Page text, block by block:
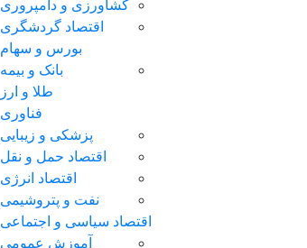
کشاورزی و دامپروری
اقتصاد گردشگری
بورس و سهام
بانک و بیمه
طلا و ارز
فناوری
پزشکی و زیبایی
اقتصاد حمل و نقل
اقتصاد انرژی
نفت و پتروشیمی
اقتصاد سیاسی و اجتماعی
آموزش عمومی